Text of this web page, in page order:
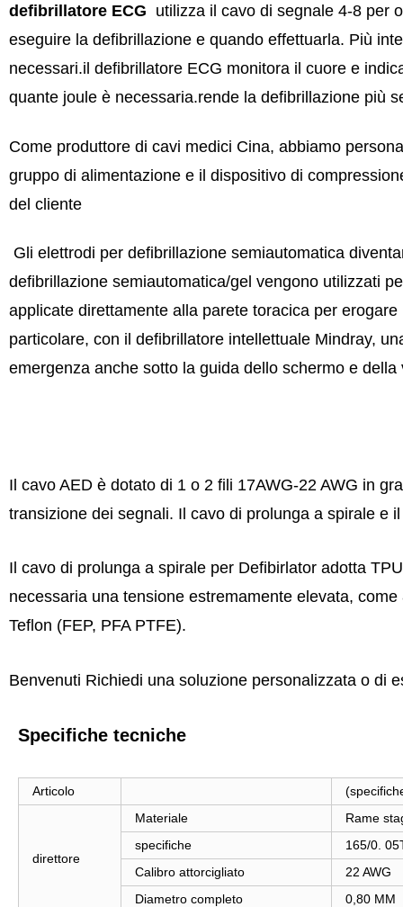
defibrillatore ECG utilizza il cavo di segnale 4-8 per
eseguire la defibrillazione e quando effettuarla. Più
necessari.il defibrillatore ECG monitora il cuore e
quante joule è necessaria.rende la defibrillazione più
Come produttore di cavi medici Cina, abbiamo
gruppo di alimentazione e il dispositivo di
del cliente
Gli elettrodi per defibrillazione semiautomatica
defibrillazione semiautomatica/gel vengono utilizzati
applicate direttamente alla parete toracica per
particolare, con il defibrillatore intellettuale Mindray,
emergenza anche sotto la guida dello schermo e
Il cavo AED è dotato di 1 o 2 fili 17AWG-22 AWG in
transizione dei segnali. Il cavo di prolunga a spirale e
Il cavo di prolunga a spirale per Defibirlator adotta
necessaria una tensione estremamente elevata,
Teflon (FEP, PFA PTFE).
Benvenuti Richiedi una soluzione personalizzata o di
Specifiche tecniche
Articolo
direttore
Materiale
Rame
specifiche
165/0.
Calibro attorcigliato
22 AWG
Diametro completo
0,80 MM